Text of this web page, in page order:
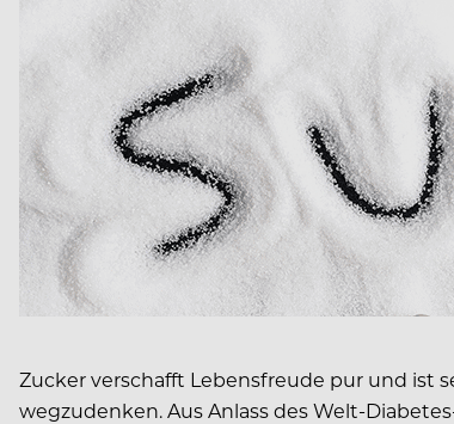
Zucker verschafft Lebensfreude pur und ist
wegzudenken. Aus Anlass des Welt-